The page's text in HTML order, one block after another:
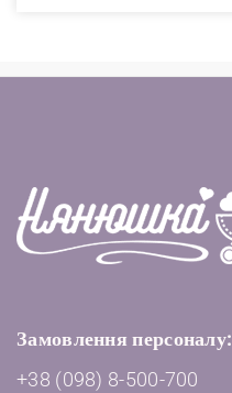
Замовлення персоналу:
+38 (098) 8-500-700